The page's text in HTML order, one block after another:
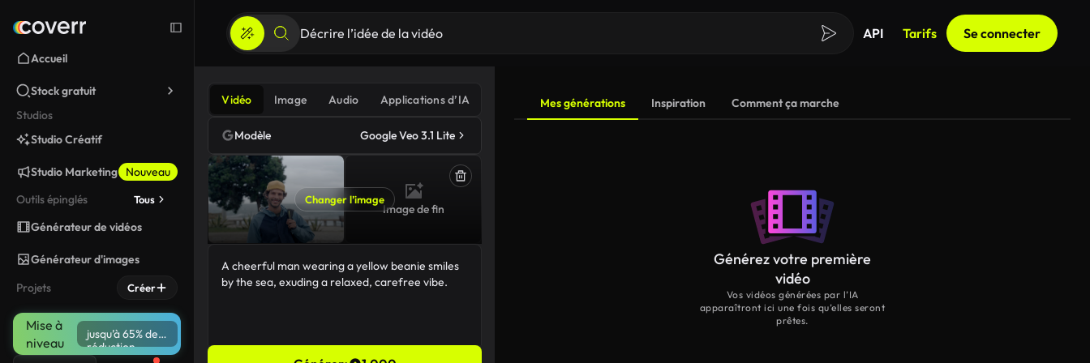
Accueil
Stock gratuit
Studios
Studio Créatif
Studio Marketing
Nouveau
Outils épinglés
Tous
Générateur de vidéos
Générateur d'images
Projets
Créer
Mise à
niveau
jusqu’à 65% de
réduction
API Tarifs Se connecter
Vidéo Image Audio Applications d’IA
Modèle Google Veo 3.1 Lite
Changer l’image
Image de fin
Mes générations Inspiration Comment ça marche
Générez votre première
vidéo
Vos vidéos générées par l’IA
apparaîtront ici une fois qu’elles seront
prêtes.